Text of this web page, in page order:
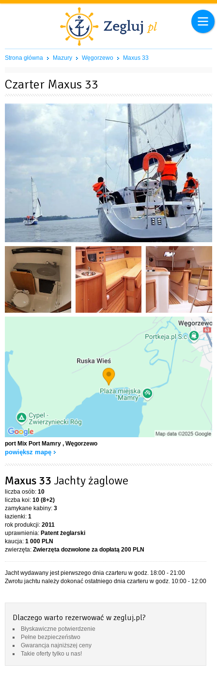
Strona główna Mazury Węgorzewo Maxus 33
Czarter Maxus 33
port Mix Port Mamry , Węgorzewo
powiększ mapę
Maxus 33 Jachty żaglowe
liczba osób: 10
liczba koi: 10 (8+2)
zamykane kabiny: 3
łazienki: 1
rok produkcji: 2011
uprawnienia: Patent żeglarski
kaucja: 1 000 PLN
zwierzęta: Zwierzęta dozwolone za dopłatą 200 PLN
Jacht wydawany jest pierwszego dnia czarteru w godz. 18:00 - 21:00
Zwrotu jachtu należy dokonać ostatniego dnia czarteru w godz. 10:00 - 12:00
Dlaczego warto rezerwować w zegluj.pl?
Błyskawiczne potwierdzenie
Pełne bezpieczeństwo
Gwarancja najniższej ceny
Takie oferty tylko u nas!